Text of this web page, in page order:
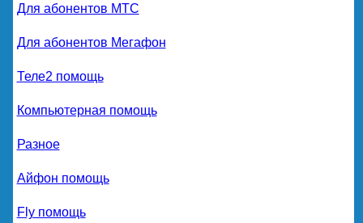
Для абонентов МТС
Для абонентов Мегафон
Теле2 помощь
Компьютерная помощь
Разное
Айфон помощь
Fly помощь